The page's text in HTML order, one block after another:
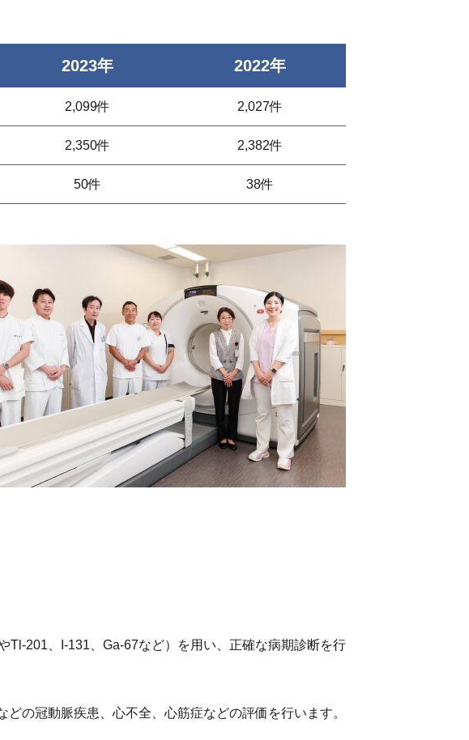
2023年 2022年
2,099件 2,027件
2,350件 2,382件
50件 38件
Tl-201、I-131、Ga-67など）を用い、正確な病期診断を行
の冠動脈疾患、心不全、心筋症などの評価を行います。